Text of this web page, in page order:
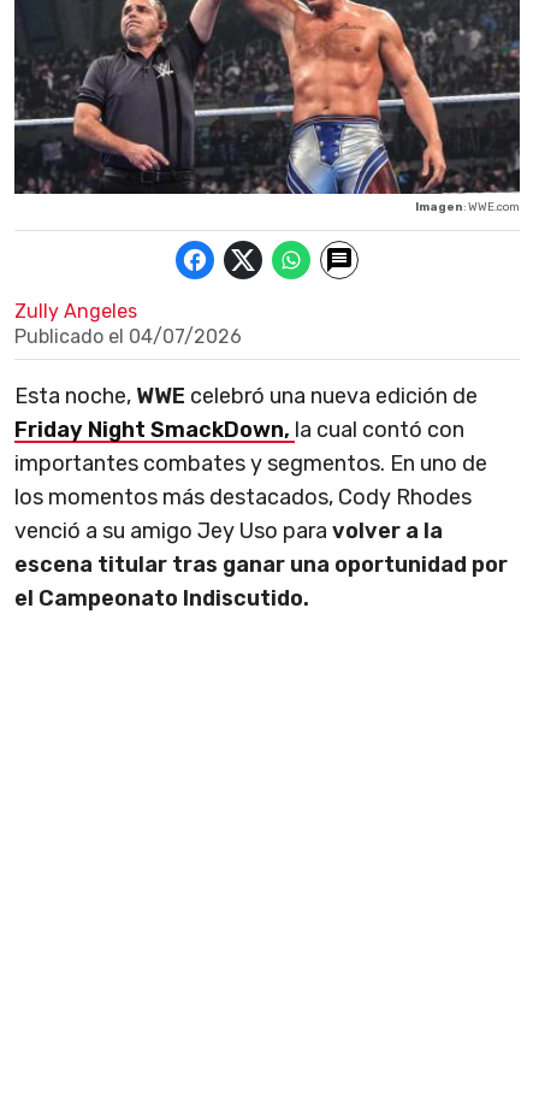
Imagen: WWE.com
Zully Angeles
Publicado el 04/07/2026
Esta noche, WWE celebró una nueva edición de
Friday Night SmackDown, la cual contó con
importantes combates y segmentos. En uno de
los momentos más destacados, Cody Rhodes
venció a su amigo Jey Uso para volver a la
escena titular tras ganar una oportunidad por
el Campeonato Indiscutido.